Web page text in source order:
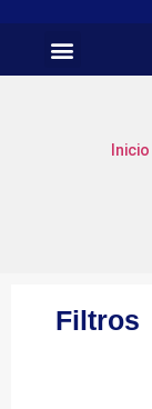
Inicio
Filtros